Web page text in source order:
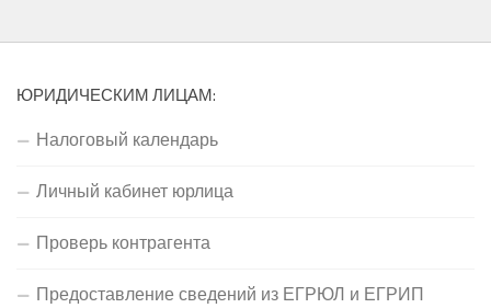
ЮРИДИЧЕСКИМ ЛИЦАМ:
Налоговый календарь
Личный кабинет юрлица
Проверь контрагента
Предоставление сведений из ЕГРЮЛ и ЕГРИП